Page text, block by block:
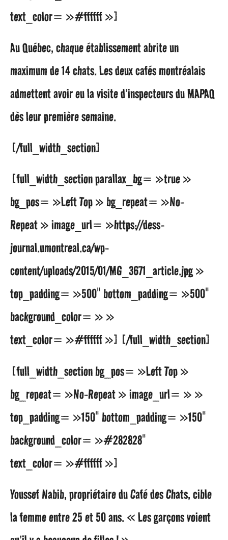
text_color= »#ffffff »]
Au Québec, chaque établissement abrite un
maximum de 14 chats. Les deux cafés montréalais
admettent avoir eu la visite d’inspecteurs du MAPAQ
dès leur première semaine.
[/full_width_section]
[full_width_section parallax_bg= »true »
bg_pos= »Left Top » bg_repeat= »No-
Repeat » image_url= »https://dess-
journal.umontreal.ca/wp-
content/uploads/2015/01/MG_3671_article.jpg »
top_padding= »500″ bottom_padding= »500″
background_color= » »
text_color= »#ffffff »] [/full_width_section]
[full_width_section bg_pos= »Left Top »
bg_repeat= »No-Repeat » image_url= » »
top_padding= »150″ bottom_padding= »150″
background_color= »#282828″
text_color= »#ffffff »]
Youssef Nabib, propriétaire du Café des Chats, cible
la femme entre 25 et 50 ans. « Les garçons voient